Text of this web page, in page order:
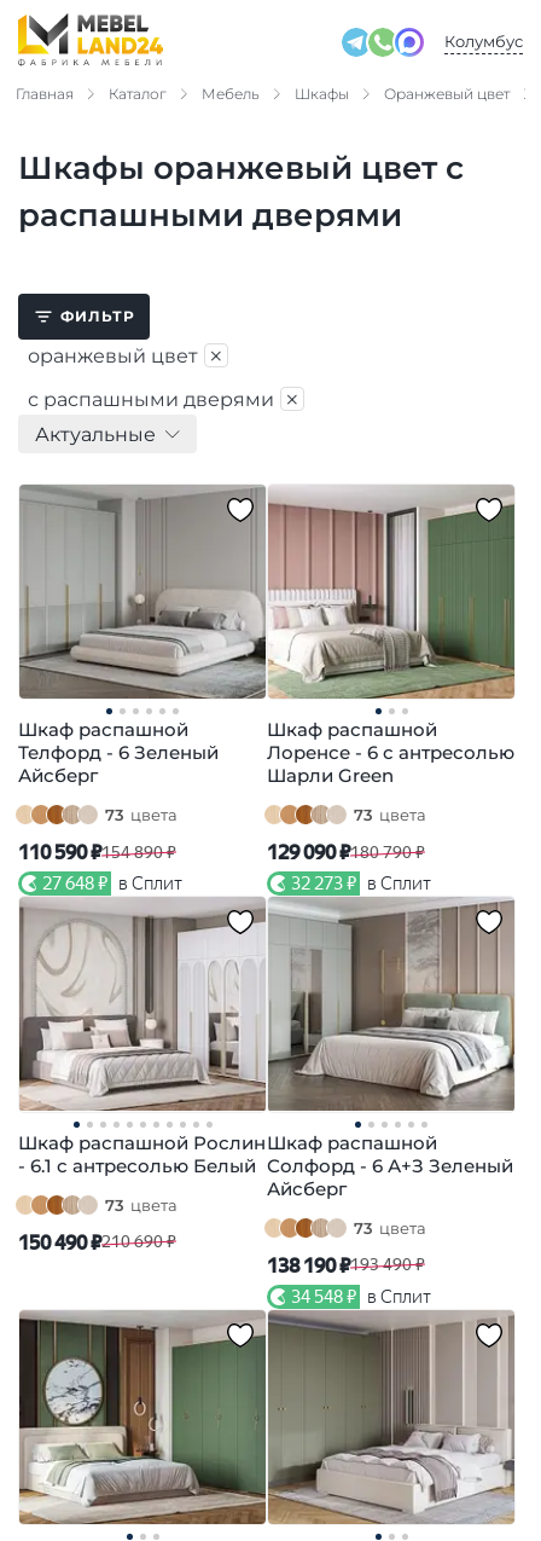
Колумбус
Главная Каталог Мебель Шкафы Оранжевый цвет
Шкафы оранжевый цвет с
распашными дверями
ФИЛЬТР
оранжевый цвет ×
с распашными дверями ×
Актуальные
Шкаф распашной
Телфорд - 6 Зеленый
Айсберг
73 цвета
110 590 ₽154 890 ₽
27 648 ₽ в Сплит
Шкаф распашной
Лоренсе - 6 с антресолью
Шарли Green
73 цвета
129 090 ₽180 790 ₽
32 273 ₽ в Сплит
Шкаф распашной Рослин
- 6.1 с антресолью Белый
73 цвета
150 490 ₽210 690 ₽
Шкаф распашной
Солфорд - 6 А+З Зеленый
Айсберг
73 цвета
138 190 ₽193 490 ₽
34 548 ₽ в Сплит